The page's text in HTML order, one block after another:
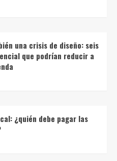
una crisis de diseño: seis
que podrían reducir a
¿quién debe pagar las